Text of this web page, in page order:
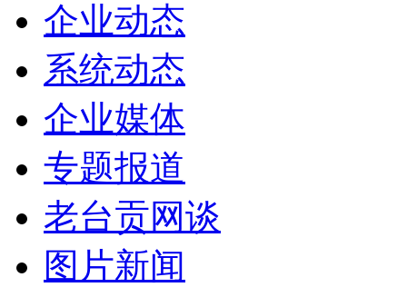
企业动态
系统动态
企业媒体
专题报道
老台贡网谈
图片新闻